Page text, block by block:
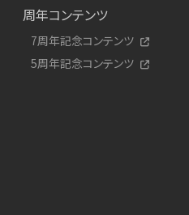
周年コンテンツ
7周年記念コンテンツ
5周年記念コンテンツ